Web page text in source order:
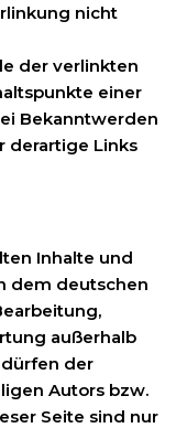
nicht
der verlinkten
einer
Bekanntwerden
derartige Links
Inhalte und
dem deutschen
außerhalb
der
Autors bzw.
Seite sind nur